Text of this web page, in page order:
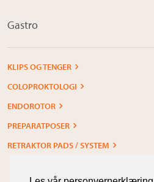
Gastro
KLIPS OG TENGER
COLOPROKTOLOGI
ENDOROTOR
PREPARATPOSER
RETRAKTOR PADS / SYSTEM